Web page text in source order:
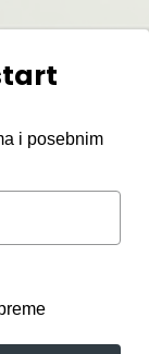
i posebnim